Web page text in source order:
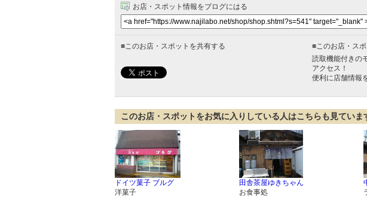
お店・スポット情報をブログにはる
■このお店・スポットを共有する ■このお店・ス
読取機能付きの
アクセス！
便利に店舗情報
このお店・スポットをお気に入りしている人はこちらも見ていま
ドイツ菓子 ブルグ
洋菓子
田舎茶屋ゆきちゃん
お食事処